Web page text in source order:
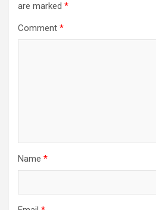
are marked *
Comment *
Name *